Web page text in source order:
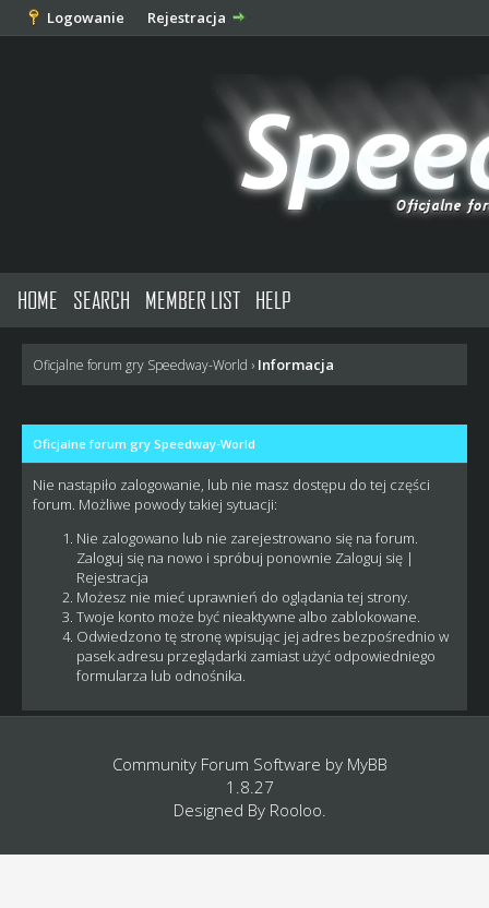
Logowanie Rejestracja
HOME SEARCH MEMBER LIST HELP
Oficjalne forum gry Speedway-World › Informacja
Oficjalne forum gry Speedway-World
Nie nastąpiło zalogowanie, lub nie masz dostępu do tej części
forum. Możliwe powody takiej sytuacji:
Nie zalogowano lub nie zarejestrowano się na forum.
Zaloguj się na nowo i spróbuj ponownie Zaloguj się|
Rejestracja
Możesz nie mieć uprawnień do oglądania tej strony.
Twoje konto może być nieaktywne albo zablokowane.
Odwiedzono tę stronę wpisując jej adres bezpośrednio w
pasek adresu przeglądarki zamiast użyć odpowiedniego
formularza lub odnośnika.
Community Forum Software by MyBB
1.8.27
Designed By Rooloo.